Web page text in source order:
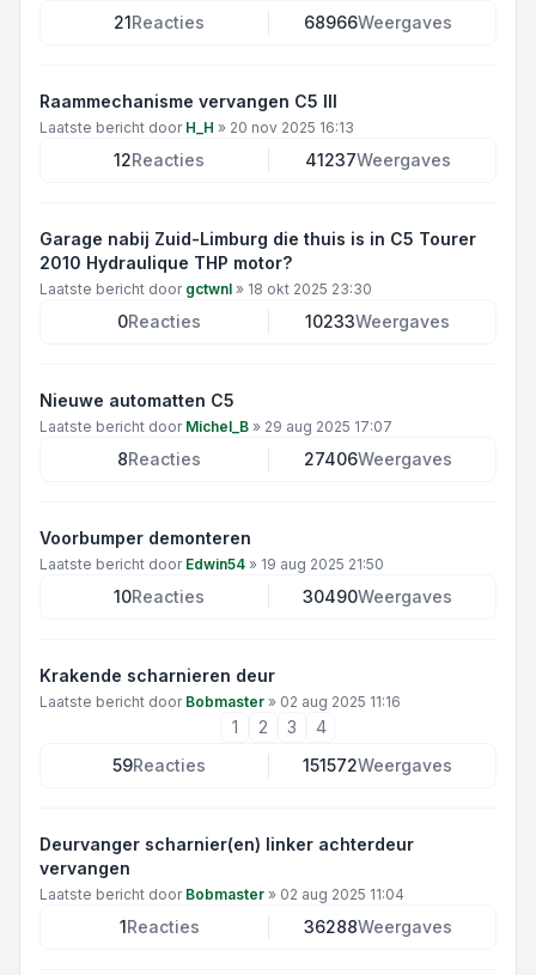
21Reacties 68966Weergaves
Raammechanisme vervangen C5 III
Laatste bericht door H_H » 20 nov 2025 16:13
12Reacties 41237Weergaves
Garage nabij Zuid-Limburg die thuis is in C5 Tourer
2010 Hydraulique THP motor?
Laatste bericht door gctwnl » 18 okt 2025 23:30
0Reacties 10233Weergaves
Nieuwe automatten C5
Laatste bericht door Michel_B » 29 aug 2025 17:07
8Reacties 27406Weergaves
Voorbumper demonteren
Laatste bericht door Edwin54 » 19 aug 2025 21:50
10Reacties 30490Weergaves
Krakende scharnieren deur
Laatste bericht door Bobmaster » 02 aug 2025 11:16
1 2 3
4
59Reacties 151572Weergaves
Deurvanger scharnier(en) linker achterdeur
vervangen
Laatste bericht door Bobmaster » 02 aug 2025 11:04
1Reacties 36288Weergaves